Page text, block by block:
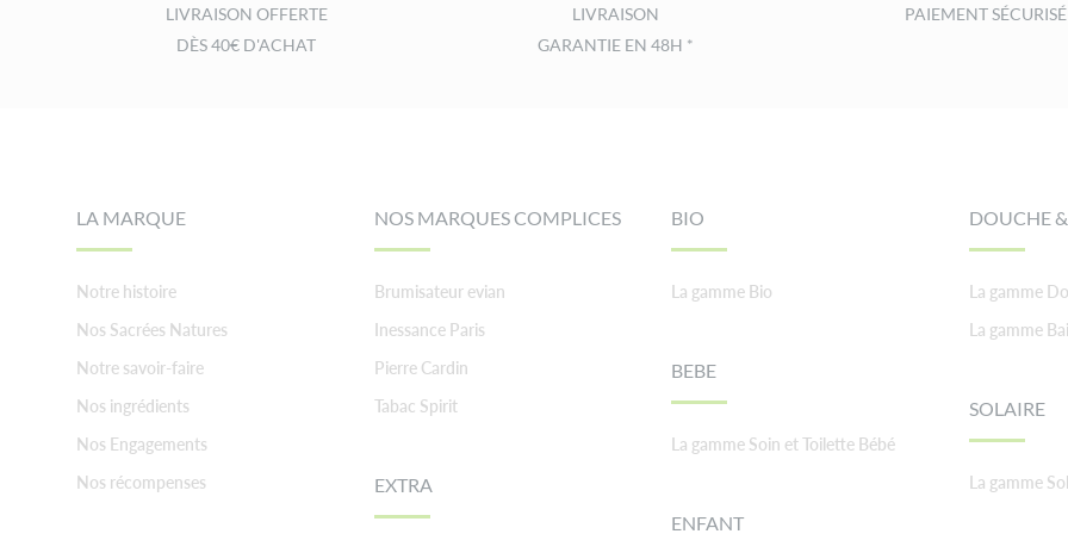
LIVRAISON OFFERTE
DÈS 40€ D'ACHAT
LIVRAISON
GARANTIE EN 48H *
PAIEMENT SÉCURISÉ
LA MARQUE
Notre histoire
Nos Sacrées Natures
Notre savoir-faire
Nos ingrédients
Nos Engagements
Nos récompenses
NOS MARQUES COMPLICES
Brumisateur evian
Inessance Paris
Pierre Cardin
Tabac Spirit
EXTRA
BIO
La gamme Bio
BEBE
La gamme Soin et Toilette Bébé
ENFANT
DOUCHE
La gamme
La gamme
SOLAIRE
La gamme